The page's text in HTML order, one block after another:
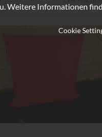
Weitere Informationen
Cookie